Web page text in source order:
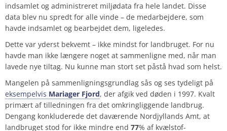
indsamlet og administreret miljødata fra hele landet. Disse
data blev nu spredt for alle vinde – de medarbejdere, som
havde indsamlet og bearbejdet dem, ligeledes.
Dette var yderst bekvemt – ikke mindst for landbruget. For nu
havde man ikke længere noget at sammenligne med, når man
lavede nye tiltag. Nu kunne man stort set påstå hvad som helst.
Mangelen på sammenligningsgrundlag sås og ses tydeligt på
eksempelvis Mariager Fjord, der afgik ved døden i 1997. Kvalt
primært af tilledningen fra det omkringliggende landbrug.
Dengang konkluderede det daværende Nordjyllands Amt, at
landbruget stod for ikke mindre end 77% af kvælstof-